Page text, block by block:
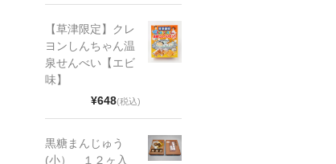
【草津限定】クレ
ヨンしんちゃん温
泉せんべい【エビ
味】
¥648(税込)
黒糖まんじゅう
(小） １２ヶ入